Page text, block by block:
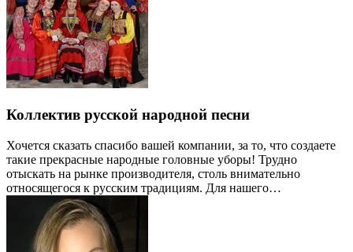
Коллектив русской народной песни
Хочется сказать спасибо вашей компании, за то, что создаете
такие прекрасные народные головные уборы! Трудно
отыскать на рынке производителя, столь внимательно
относящегося к русским традициям. Для нашего…